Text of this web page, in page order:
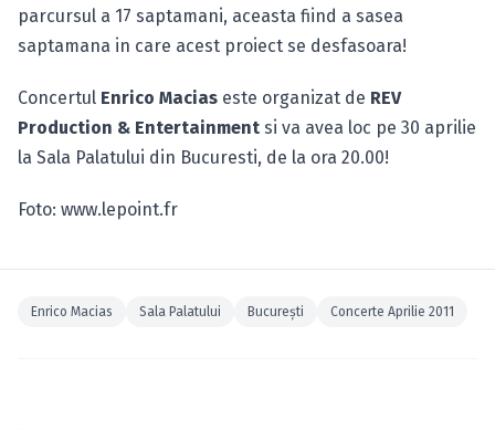
parcursul a 17 saptamani, aceasta fiind a sasea
saptamana in care acest proiect se desfasoara!
Concertul Enrico Macias este organizat de REV
Production & Entertainment si va avea loc pe 30 aprilie
la Sala Palatului din Bucuresti, de la ora 20.00!
Foto: www.lepoint.fr
Enrico Macias Sala Palatului Bucureşti Concerte Aprilie 2011